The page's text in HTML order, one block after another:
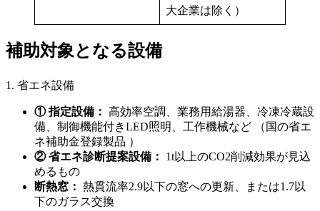
大企業は除く）
補助対象となる設備
1. 省エネ設備
① 指定設備： 高効率空調、業務用給湯器、冷凍冷蔵設
備、制御機能付きLED照明、工作機械など （国の省エ
ネ補助金登録製品 ）
② 省エネ診断提案設備：
1t以上のCO2削減効果が見込
めるもの
断熱窓： 熱貫流率2.9以下の窓への更新、または1.7以
下のガラス交換